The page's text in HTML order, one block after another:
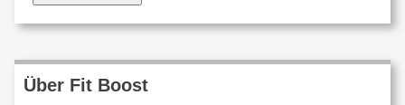
Über Fit Boost